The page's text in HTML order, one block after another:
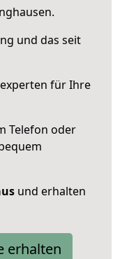
und das seit
für Ihre
Telefon oder
und erhalten
erhalten